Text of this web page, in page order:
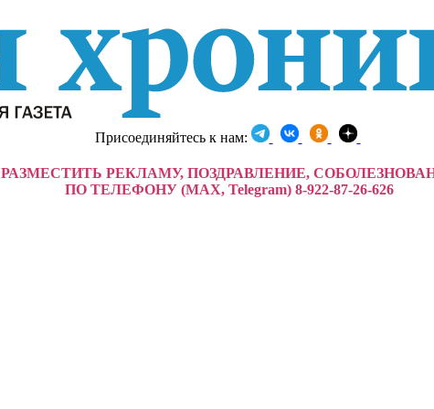
Присоединяйтесь к нам:
РАЗМЕСТИТЬ РЕКЛАМУ, ПОЗДРАВЛЕНИЕ,
ПО ТЕЛЕФОНУ (MAX, Telegram) 8-922-87-26-626